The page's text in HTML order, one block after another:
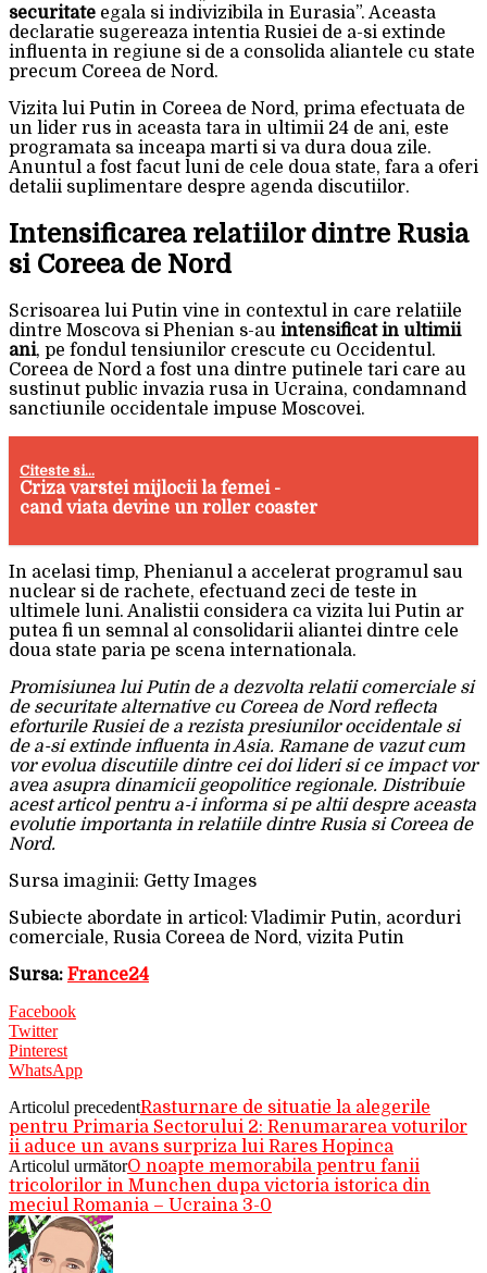
securitate egala si indivizibila in Eurasia”. Aceasta
declaratie sugereaza intentia Rusiei de a-si extinde
influenta in regiune si de a consolida aliantele cu state
precum Coreea de Nord.
Vizita lui Putin in Coreea de Nord, prima efectuata de
un lider rus in aceasta tara in ultimii 24 de ani, este
programata sa inceapa marti si va dura doua zile.
Anuntul a fost facut luni de cele doua state, fara a oferi
detalii suplimentare despre agenda discutiilor.
Intensificarea relatiilor dintre Rusia
si Coreea de Nord
Scrisoarea lui Putin vine in contextul in care relatiile
dintre Moscova si Phenian s-au intensificat in ultimii
ani, pe fondul tensiunilor crescute cu Occidentul.
Coreea de Nord a fost una dintre putinele tari care au
sustinut public invazia rusa in Ucraina, condamnand
sanctiunile occidentale impuse Moscovei.
Citeste si...
Criza varstei mijlocii la femei -
cand viata devine un roller coaster
In acelasi timp, Phenianul a accelerat programul sau
nuclear si de rachete, efectuand zeci de teste in
ultimele luni. Analistii considera ca vizita lui Putin ar
putea fi un semnal al consolidarii aliantei dintre cele
doua state paria pe scena internationala.
Promisiunea lui Putin de a dezvolta relatii comerciale si
de securitate alternative cu Coreea de Nord reflecta
eforturile Rusiei de a rezista presiunilor occidentale si
de a-si extinde influenta in Asia. Ramane de vazut cum
vor evolua discutiile dintre cei doi lideri si ce impact vor
avea asupra dinamicii geopolitice regionale. Distribuie
acest articol pentru a-i informa si pe altii despre aceasta
evolutie importanta in relatiile dintre Rusia si Coreea de
Nord.
Sursa imaginii: Getty Images
Subiecte abordate in articol: Vladimir Putin, acorduri
comerciale, Rusia Coreea de Nord, vizita Putin
Sursa: France24
Facebook
Twitter
Pinterest
WhatsApp
Articolul precedentRasturnare de situatie la alegerile
pentru Primaria Sectorului 2: Renumararea voturilor
ii aduce un avans surpriza lui Rares Hopinca
Articolul următorO noapte memorabila pentru fanii
tricolorilor in Munchen dupa victoria istorica din
meciul Romania – Ucraina 3-0